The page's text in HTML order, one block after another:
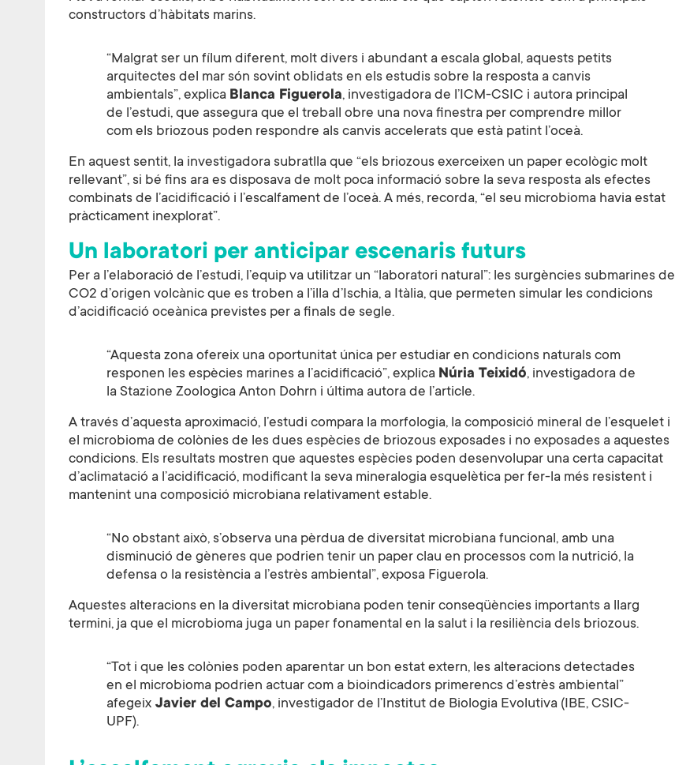
constructors d’hàbitats marins.
“Malgrat ser un fílum diferent, molt divers i abundant a escala global, aquests petits
arquitectes del mar són sovint oblidats en els estudis sobre la resposta a canvis
ambientals”, explica Blanca Figuerola, investigadora de l’ICM-CSIC i autora principal
de l’estudi, que assegura que el treball obre una nova finestra per comprendre millor
com els briozous poden respondre als canvis accelerats que està patint l’oceà.
En aquest sentit, la investigadora subratlla que “els briozous exerceixen un paper ecològic molt
rellevant”, si bé fins ara es disposava de molt poca informació sobre la seva resposta als efectes
combinats de l’acidificació i l’escalfament de l’oceà. A més, recorda, “el seu microbioma havia estat
pràcticament inexplorat”.
Un laboratori per anticipar escenaris futurs
Per a l’elaboració de l’estudi, l’equip va utilitzar un “laboratori natural”: les surgències submarines de
CO2 d’origen volcànic que es troben a l’illa d’Ischia, a Itàlia, que permeten simular les condicions
d’acidificació oceànica previstes per a finals de segle.
“Aquesta zona ofereix una oportunitat única per estudiar en condicions naturals com
responen les espècies marines a l’acidificació”, explica Núria Teixidó, investigadora de
la Stazione Zoologica Anton Dohrn i última autora de l’article.
A través d’aquesta aproximació, l’estudi compara la morfologia, la composició mineral de l’esquelet i
el microbioma de colònies de les dues espècies de briozous exposades i no exposades a aquestes
condicions. Els resultats mostren que aquestes espècies poden desenvolupar una certa capacitat
d’aclimatació a l’acidificació, modificant la seva mineralogia esquelètica per fer-la més resistent i
mantenint una composició microbiana relativament estable.
“No obstant això, s’observa una pèrdua de diversitat microbiana funcional, amb una
disminució de gèneres que podrien tenir un paper clau en processos com la nutrició, la
defensa o la resistència a l’estrès ambiental”, exposa Figuerola.
Aquestes alteracions en la diversitat microbiana poden tenir conseqüències importants a llarg
termini, ja que el microbioma juga un paper fonamental en la salut i la resiliència dels briozous.
“Tot i que les colònies poden aparentar un bon estat extern, les alteracions detectades
en el microbioma podrien actuar com a bioindicadors primerencs d’estrès ambiental”
afegeix Javier del Campo, investigador de l’Institut de Biologia Evolutiva (IBE, CSIC-
UPF).